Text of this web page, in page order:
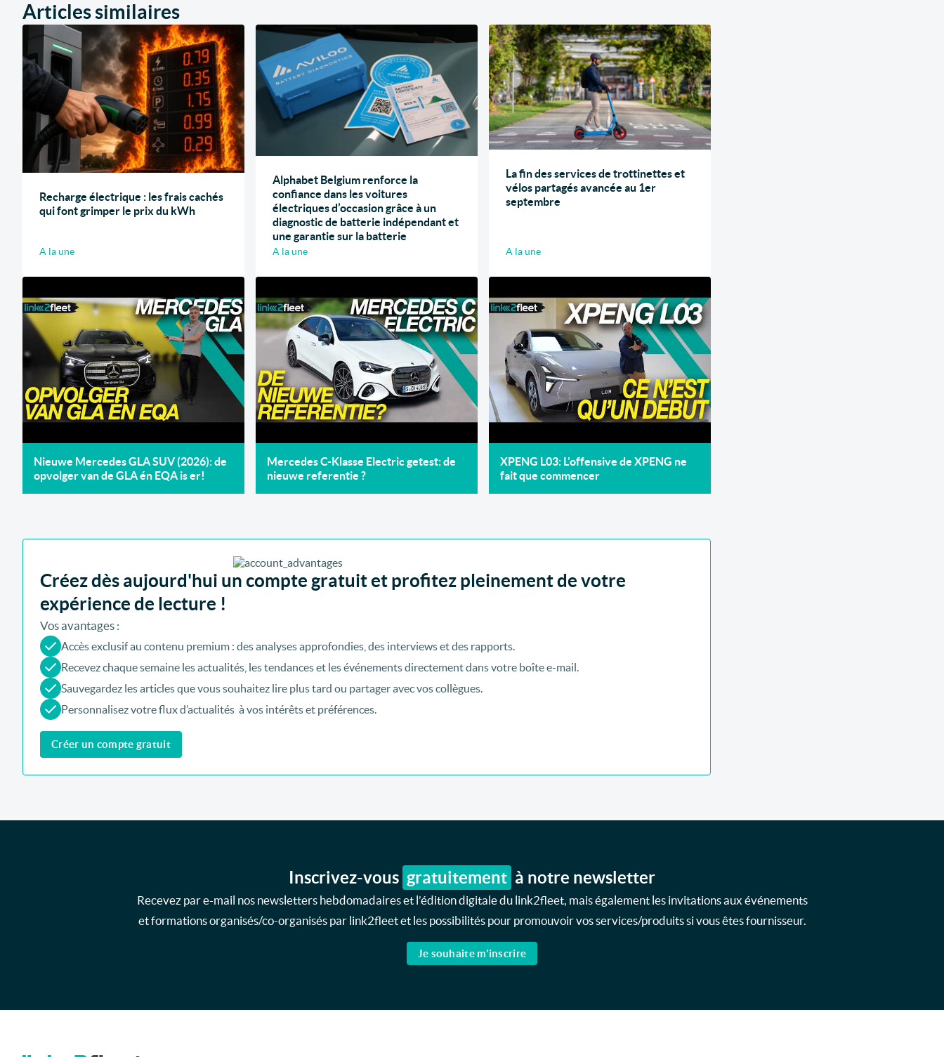
Articles similaires
Recharge électrique : les frais cachés
qui font grimper le prix du kWh
A la une
Alphabet Belgium renforce la
confiance dans les voitures
électriques d’occasion grâce à un
diagnostic de batterie indépendant et
une garantie sur la batterie
A la une
La fin des services de trottinettes et
vélos partagés avancée au 1er
septembre
A la une
Nieuwe Mercedes GLA SUV (2026): de
opvolger van de GLA én EQA is er!
Mercedes C-Klasse Electric getest: de
nieuwe referentie ?
XPENG L03: L'offensive de XPENG ne
fait que commencer
Créez dès aujourd'hui un compte gratuit et profitez pleinement de votre
expérience de lecture !
Vos avantages :
Accès exclusif au contenu premium : des analyses approfondies, des interviews et des rapports.
Recevez chaque semaine les actualités, les tendances et les événements directement dans votre boîte e-mail.
Sauvegardez les articles que vous souhaitez lire plus tard ou partager avec vos collègues.
Personnalisez votre flux d’actualités à vos intérêts et préférences.
Créer un compte gratuit
Inscrivez-vous gratuitement à notre newsletter
Recevez par e-mail nos newsletters hebdomadaires et l’édition digitale du link2fleet, mais également les invitations aux événements
et formations organisés/co-organisés par link2fleet et les possibilités pour promouvoir vos services/produits si vous êtes fournisseur.
Je souhaite m'inscrire